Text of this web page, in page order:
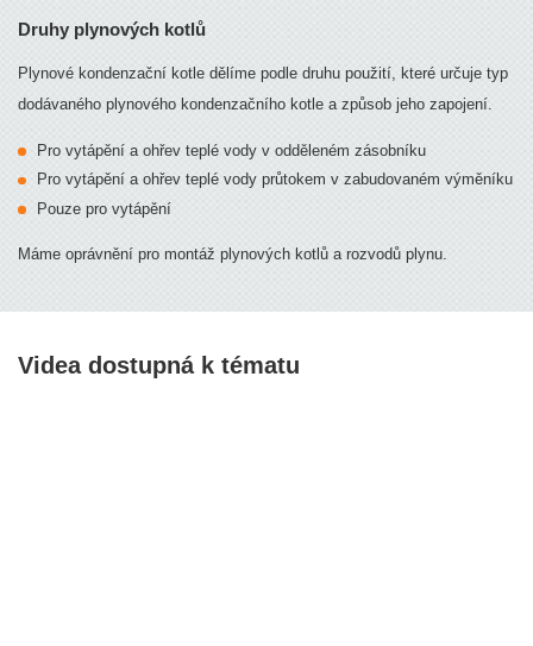
Druhy plynových kotlů
Plynové kondenzační kotle dělíme podle druhu použití, které určuje typ
dodávaného plynového kondenzačního kotle a způsob jeho zapojení.
Pro vytápění a ohřev teplé vody v odděleném zásobníku
Pro vytápění a ohřev teplé vody průtokem v zabudovaném výměníku
Pouze pro vytápění
Máme oprávnění pro montáž plynových kotlů a rozvodů plynu.
Videa dostupná k tématu